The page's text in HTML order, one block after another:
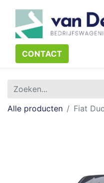
CONTACT​​​​
Alle producten Fiat